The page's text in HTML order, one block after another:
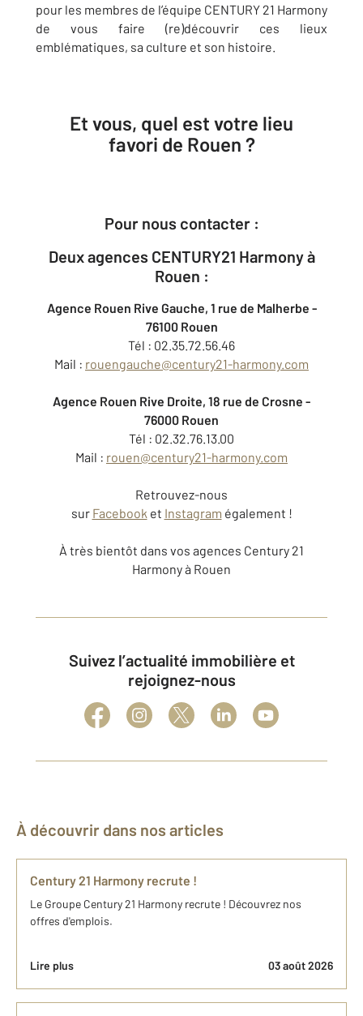
pour les membres de l’équipe CENTURY 21 Harmony
de vous faire (re)découvrir ces lieux
emblématiques, sa culture et son histoire.
Et vous, quel est votre lieu
favori de Rouen ?
Pour nous contacter :
Deux agences CENTURY21 Harmony à
Rouen :
Agence Rouen Rive Gauche, 1 rue de Malherbe -
76100 Rouen
Tél : 02.35.72.56.46
Mail : rouengauche@century21-harmony.com
Agence Rouen Rive Droite, 18 rue de Crosne -
76000 Rouen
Tél : 02.32.76.13.00
Mail : rouen@century21-harmony.com
Retrouvez-nous
sur Facebook et Instagram également !
À très bientôt dans vos agences Century 21
Harmony à Rouen
Suivez l’actualité immobilière et
rejoignez-nous
À découvrir dans nos articles
Century 21 Harmony recrute !
Le Groupe Century 21 Harmony recrute ! Découvrez nos
offres d'emplois.
Lire plus 03 août 2026